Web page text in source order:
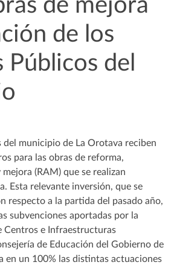
de mejora
de los
Públicos del
del municipio de La Orotava reciben
para las obras de reforma,
(RAM) que se realizan
Esta relevante inversión, que se
respecto a la partida del pasado año,
subvenciones aportadas por la
Centros e Infraestructuras
de Educación del Gobierno de
en un 100% las distintas actuaciones